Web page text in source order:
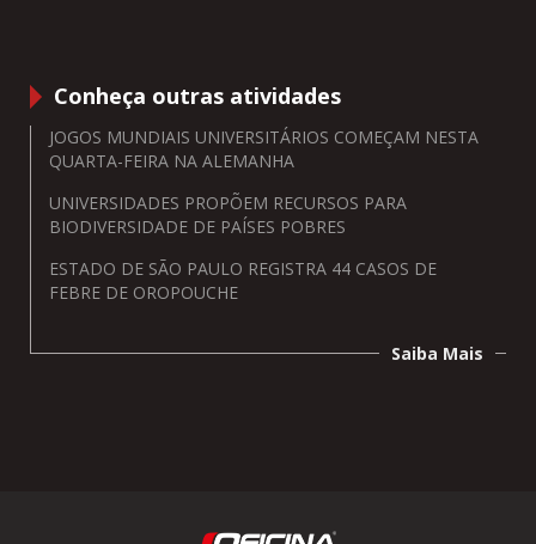
Conheça outras atividades
JOGOS MUNDIAIS UNIVERSITÁRIOS COMEÇAM NESTA
QUARTA-FEIRA NA ALEMANHA
UNIVERSIDADES PROPÕEM RECURSOS PARA
BIODIVERSIDADE DE PAÍSES POBRES
ESTADO DE SÃO PAULO REGISTRA 44 CASOS DE
FEBRE DE OROPOUCHE
Saiba Mais